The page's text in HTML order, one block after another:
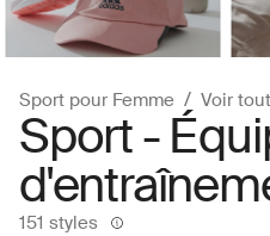
Sport pour Femme Voir tout
Sport -
151 styles